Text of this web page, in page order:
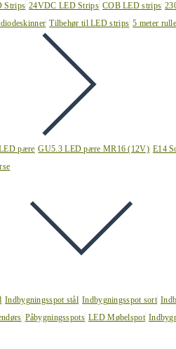
Strips 24VDC LED Strips COB LED strips
Tilbehør til LED strips 5 meter
pære GU5.3 LED pære MR16 (12V) E14
Indbygningsspot stål Indbygningsspot sort
Påbygningsspots LED Møbelspot